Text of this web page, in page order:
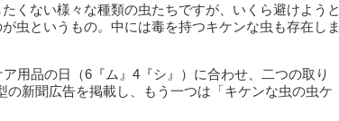
くない様々な種類の虫たちですが、いくら避けようと
虫というもの。中には毒を持つキケンな虫も存在しま
用品の日（6『ム』4『シ』）に合わせ、二つの取り
新聞広告を掲載し、もう一つは「キケンな虫の虫ケ